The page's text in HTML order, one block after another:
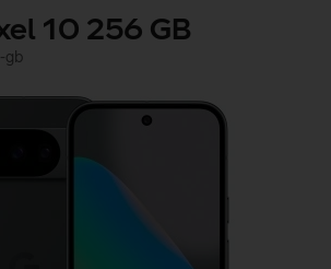
10 256 GB
gb